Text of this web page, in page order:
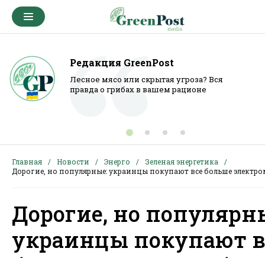
Редакция GreenPost
Лесное мясо или скрытая угроза? Вся
правда о грибах в вашем рационе
Главная Новости Энерго
Зеленая энергетика
Дорогие, но популярные: украинцы покупают все больше
Дорогие, но
украинцы покупают